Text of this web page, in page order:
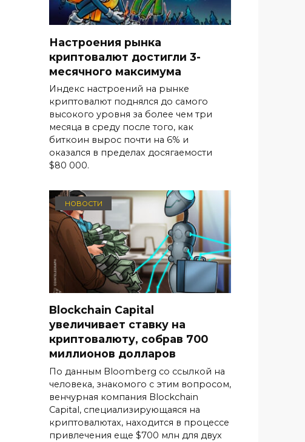
Настроения рынка
криптовалют достигли 3-
месячного максимума
Индекс настроений на рынке
криптовалют поднялся до самого
высокого уровня за более чем три
месяца в среду после того, как
биткоин вырос почти на 6% и
оказался в пределах досягаемости
$80 000.
НОВОСТИ
Blockchain Capital
увеличивает ставку на
криптовалюту, собрав 700
миллионов долларов
По данным Bloomberg со ссылкой на
человека, знакомого с этим вопросом,
венчурная компания Blockchain
Capital, специализирующаяся на
криптовалютах, находится в процессе
привлечения еще $700 млн для двух